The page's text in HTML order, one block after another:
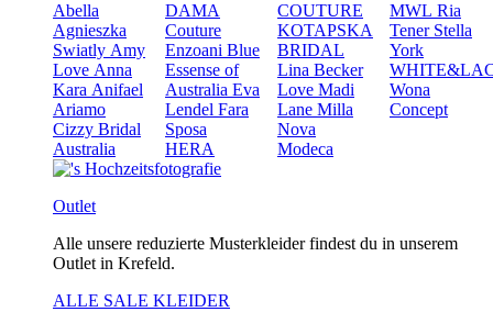
Abella
Agnieszka
Swiatly Amy
Love Anna
Kara Anifael
Ariamo
Cizzy Bridal
Australia
DAMA
Couture
Enzoani Blue
Essense of
Australia Eva
Lendel Fara
Sposa
HERA
COUTURE
KOTAPSKA
BRIDAL
Lina Becker
Love Madi
Lane Milla
Nova
Modeca
MWL Ria
Tener Stella
York
Wona
Concept
Outlet
Alle unsere reduzierte Musterkleider findest du in unserem
Outlet in Krefeld.
ALLE SALE KLEIDER